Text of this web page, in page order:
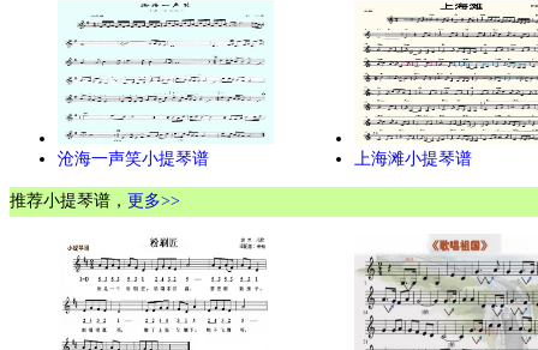
沧海一声笑小提琴谱 上海滩小提琴谱
推荐小提琴谱， 更多>>